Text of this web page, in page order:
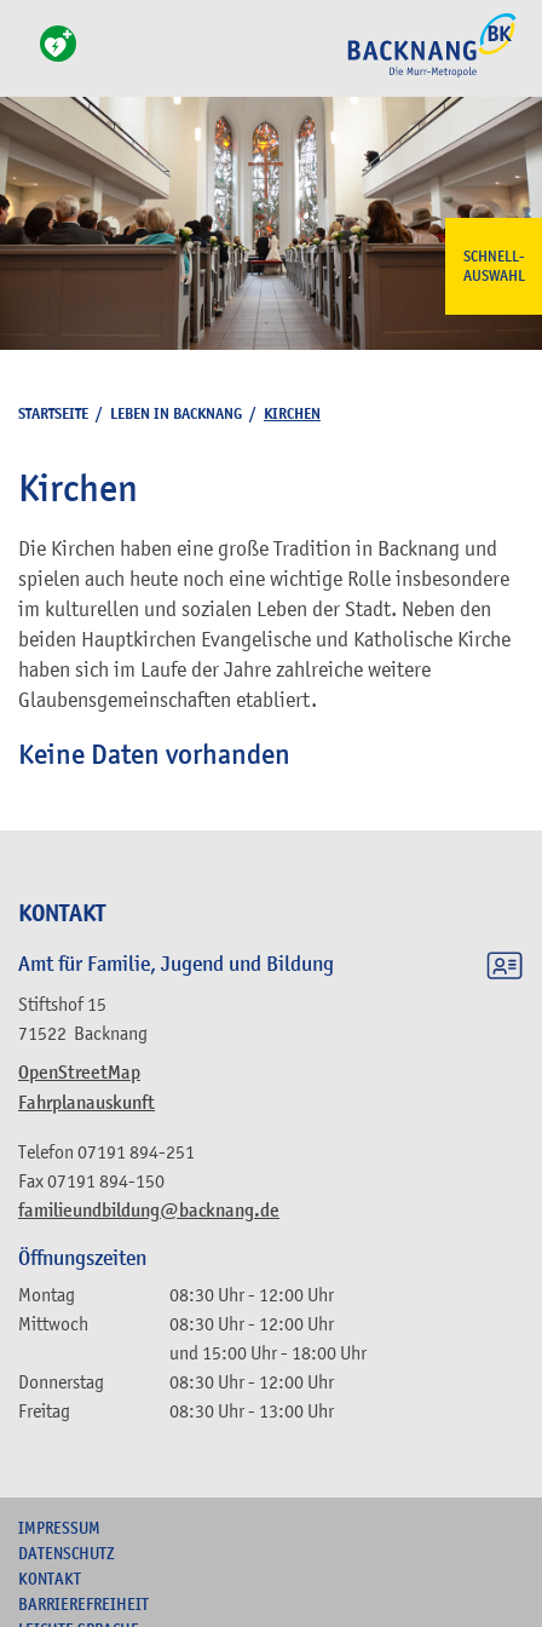
SCHNELL-
AUSWAHL
KONTAKT
Amt für Familie, Jugend und Bildung
Stiftshof 15
71522 Backnang
OpenStreetMap
Fahrplanauskunft
familieundbildung@backnang.de
Telefon 07191 894-251
Fax07191 894-150
Öffnungszeiten
Montag 08:30 Uhr- 12:00 Uhr
Mittwoch
08:30 Uhr- 12:00 Uhr
und 15:00 Uhr- 18:00 Uhr
Donnerstag
08:30 Uhr- 12:00 Uhr
Freitag
08:30 Uhr- 13:00 Uhr
STARTSEITE / LEBEN IN BACKNANG / KIRCHEN
Kirchen
Die Kirchen haben eine große Tradition in Backnang und
spielen auch heute noch eine wichtige Rolle insbesondere
im kulturellen und sozialen Leben der Stadt. Neben den
beiden Hauptkirchen Evangelische und Katholische Kirche
haben sich im Laufe der Jahre zahlreiche weitere
Glaubensgemeinschaften etabliert.
Keine Daten vorhanden
IMPRESSUM
DATENSCHUTZ
KONTAKT
BARRIEREFREIHEIT